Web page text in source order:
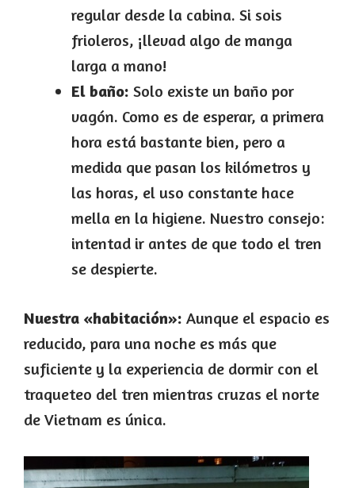
regular desde la cabina. Si sois
frioleros, ¡llevad algo de manga
larga a mano!
El baño: Solo existe un baño por
vagón. Como es de esperar, a primera
hora está bastante bien, pero a
medida que pasan los kilómetros y
las horas, el uso constante hace
mella en la higiene. Nuestro consejo:
intentad ir antes de que todo el tren
se despierte.
Nuestra «habitación»: Aunque el espacio es
reducido, para una noche es más que
suficiente y la experiencia de dormir con el
traqueteo del tren mientras cruzas el norte
de Vietnam es única.